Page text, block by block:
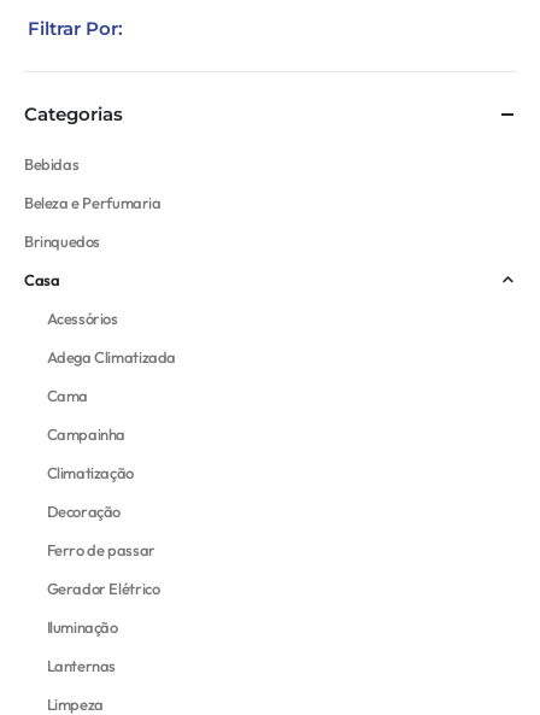
Filtrar Por:
Categorias
Bebidas
Beleza e Perfumaria
Brinquedos
Casa
Acessórios
Adega Climatizada
Cama
Campainha
Climatização
Decoração
Ferro de passar
Gerador Elétrico
Iluminação
Lanternas
Limpeza